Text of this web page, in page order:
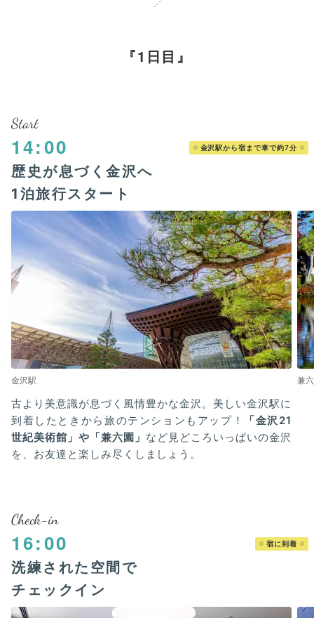
1日目
Start
14:00 金沢駅から宿まで車で約7分
歴史が息づく金沢へ
1泊旅行スタート
金沢駅 兼
古より美意識が息づく風情豊かな金沢。美しい金沢駅に
到着したときから旅のテンションもアップ！
「金沢21
世紀美術館」や「兼六園」 など見どころいっぱいの金沢
を、お友達と楽しみ尽くしましょう。
Check-in
16:00 宿に到着
洗練された空間で
チェックイン